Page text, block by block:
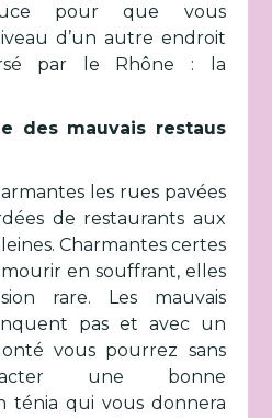
pour que vous
d’un autre endroit
par le Rhône : la
des mauvais restaus
les rues pavées
de restaurants aux
Charmantes certes
en souffrant, elles
rare. Les mauvais
pas et avec un
vous pourrez sans
une bonne
ténia qui vous donnera